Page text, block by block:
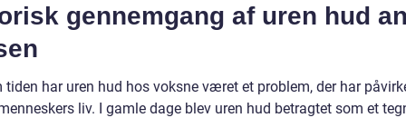
gennemgang af uren hud
tiden har uren hud hos voksne været et problem, der har
liv. I gamle dage blev uren hud betragtet som et